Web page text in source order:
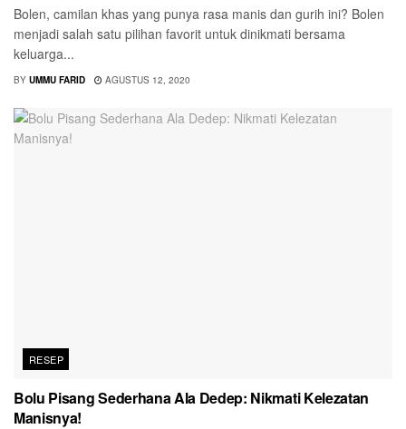
Bolen, camilan khas yang punya rasa manis dan gurih ini? Bolen
menjadi salah satu pilihan favorit untuk dinikmati bersama
keluarga...
BY UMMU FARID AGUSTUS 12, 2020
RESEP
Bolu Pisang Sederhana Ala Dedep: Nikmati Kelezatan
Manisnya!